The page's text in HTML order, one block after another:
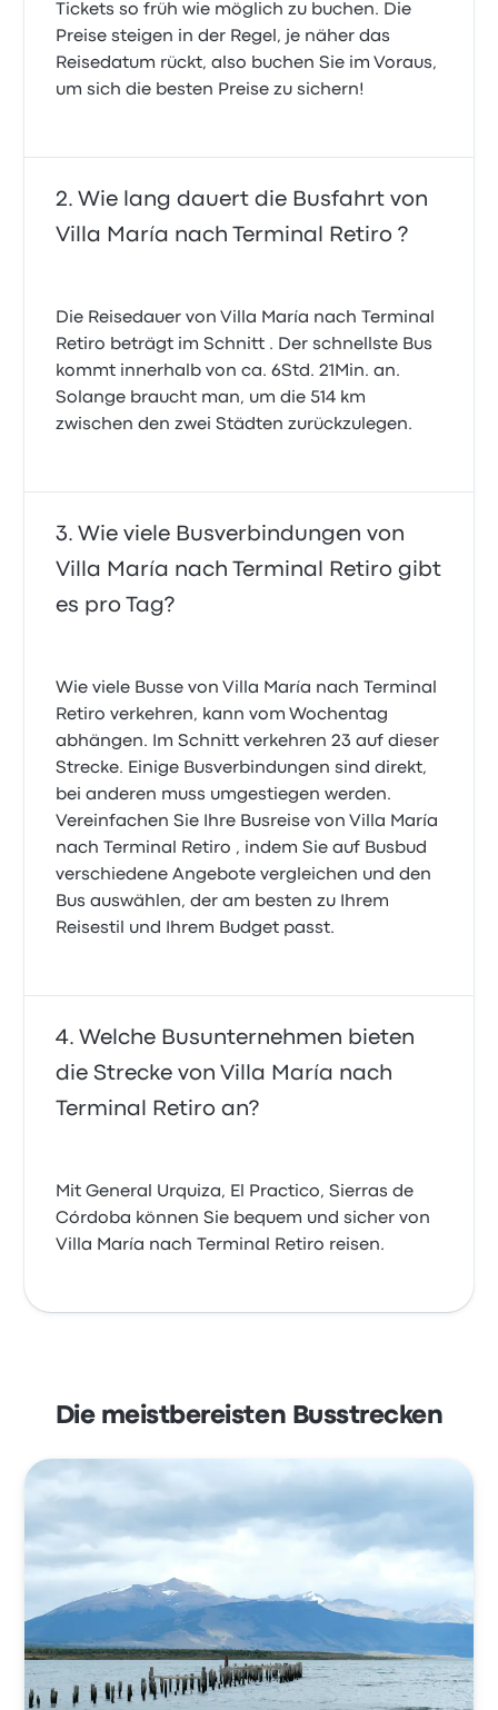
Tickets so früh wie möglich zu buchen. Die
Preise steigen in der Regel, je näher das
Reisedatum rückt, also buchen Sie im Voraus,
um sich die besten Preise zu sichern!
Wie lang dauert die Busfahrt von
Villa María nach Terminal Retiro ?
Die Reisedauer von Villa María nach Terminal
Retiro beträgt im Schnitt . Der schnellste Bus
kommt innerhalb von ca. 6Std. 21Min. an.
Solange braucht man, um die 514 km
zwischen den zwei Städten zurückzulegen.
Wie viele Busverbindungen von
Villa María nach Terminal Retiro gibt
es pro Tag?
Wie viele Busse von Villa María nach Terminal
Retiro verkehren, kann vom Wochentag
abhängen. Im Schnitt verkehren 23 auf dieser
Strecke. Einige Busverbindungen sind direkt,
bei anderen muss umgestiegen werden.
Vereinfachen Sie Ihre Busreise von Villa María
nach Terminal Retiro , indem Sie auf Busbud
verschiedene Angebote vergleichen und den
Bus auswählen, der am besten zu Ihrem
Reisestil und Ihrem Budget passt.
Welche Busunternehmen bieten
die Strecke von Villa María nach
Terminal Retiro an?
Mit General Urquiza, El Practico, Sierras de
Córdoba können Sie bequem und sicher von
Villa María nach Terminal Retiro reisen.
Die meistbereisten Busstrecken